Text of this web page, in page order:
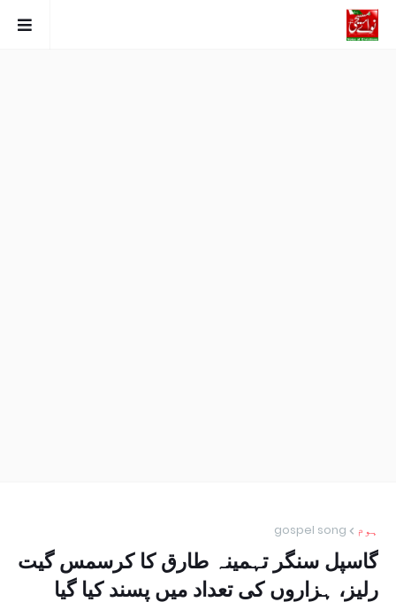
ہوم gospel song
گاسپل سنگر تہمینہ طارق کا کرسمس گیت
رلیز، ہزاروں کی تعداد میں پسند کیا گیا